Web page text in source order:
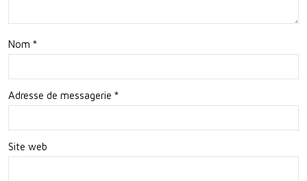
Nat
Nom *
Adresse de messagerie *
Site web